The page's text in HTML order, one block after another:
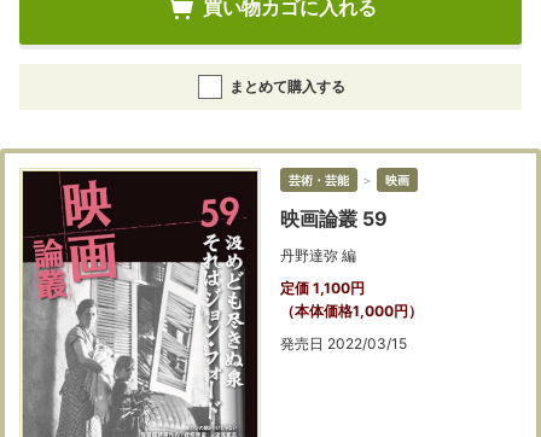
買い物カゴに入れる
まとめて購入する
芸術・芸能 ＞ 映画
映画論叢 59
丹野達弥 編
定価 1,100円
（本体価格1,000円）
発売日 2022/03/15